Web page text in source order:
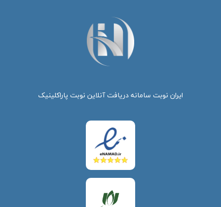
ایران نوبت سامانه دریافت آنلاین نوبت پاراکلینیک